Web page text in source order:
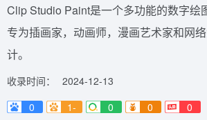
Clip Studio Paint是一个多功能的数字绘
专为插画家，动画师，漫画艺术家和网
计。
收录时间：
2024-12-13
0
1- 0 0 0